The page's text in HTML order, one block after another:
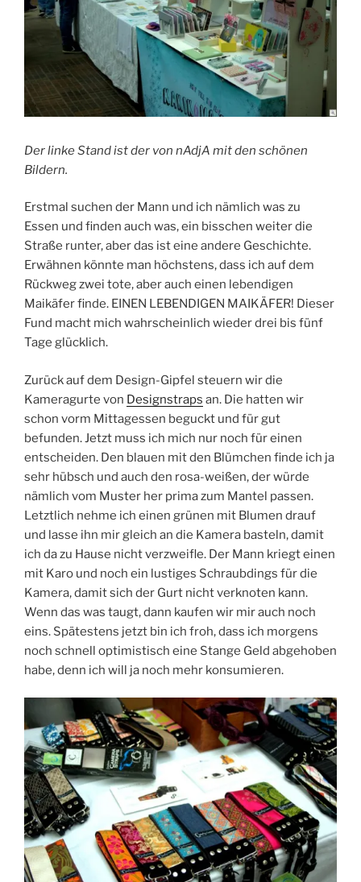
Der linke Stand ist der von nAdjA mit den schönen
Bildern.
Erstmal suchen der Mann und ich nämlich was zu
Essen und finden auch was, ein bisschen weiter die
Straße runter, aber das ist eine andere Geschichte.
Erwähnen könnte man höchstens, dass ich auf dem
Rückweg zwei tote, aber auch einen lebendigen
Maikäfer finde. EINEN LEBENDIGEN MAIKÄFER! Dieser
Fund macht mich wahrscheinlich wieder drei bis fünf
Tage glücklich.
Zurück auf dem Design-Gipfel steuern wir die
Kameragurte von Designstraps an. Die hatten wir
schon vorm Mittagessen beguckt und für gut
befunden. Jetzt muss ich mich nur noch für einen
entscheiden. Den blauen mit den Blümchen finde ich ja
sehr hübsch und auch den rosa-weißen, der würde
nämlich vom Muster her prima zum Mantel passen.
Letztlich nehme ich einen grünen mit Blumen drauf
und lasse ihn mir gleich an die Kamera basteln, damit
ich da zu Hause nicht verzweifle. Der Mann kriegt einen
mit Karo und noch ein lustiges Schraubdings für die
Kamera, damit sich der Gurt nicht verknoten kann.
Wenn das was taugt, dann kaufen wir mir auch noch
eins. Spätestens jetzt bin ich froh, dass ich morgens
noch schnell optimistisch eine Stange Geld abgehoben
habe, denn ich will ja noch mehr konsumieren.